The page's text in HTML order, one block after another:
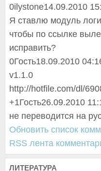
0ilystone14.09.2010
Я ставлю модуль
чтобы по ссылке
исправить?
0Гость18.09.2010
v1.1.0
http://hotfile.com/dl/
+1Гость26.09.2010
не переводится на
Обновить список
RSS лента
ЛИТЕРАТУРА